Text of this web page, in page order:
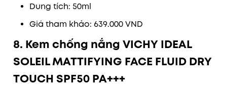
Dung tích: 50ml
Giá tham khảo: 639.000 VND
8. Kem chống nắng VICHY IDEAL
SOLEIL MATTIFYING FACE FLUID DRY
TOUCH SPF50 PA+++